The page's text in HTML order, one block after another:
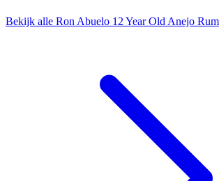
Bekijk alle Ron Abuelo 12 Year Old Anejo